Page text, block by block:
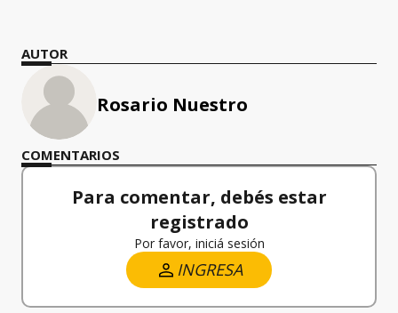
AUTOR
Rosario Nuestro
COMENTARIOS
Para comentar, debés estar
registrado
Por favor, iniciá sesión
INGRESA